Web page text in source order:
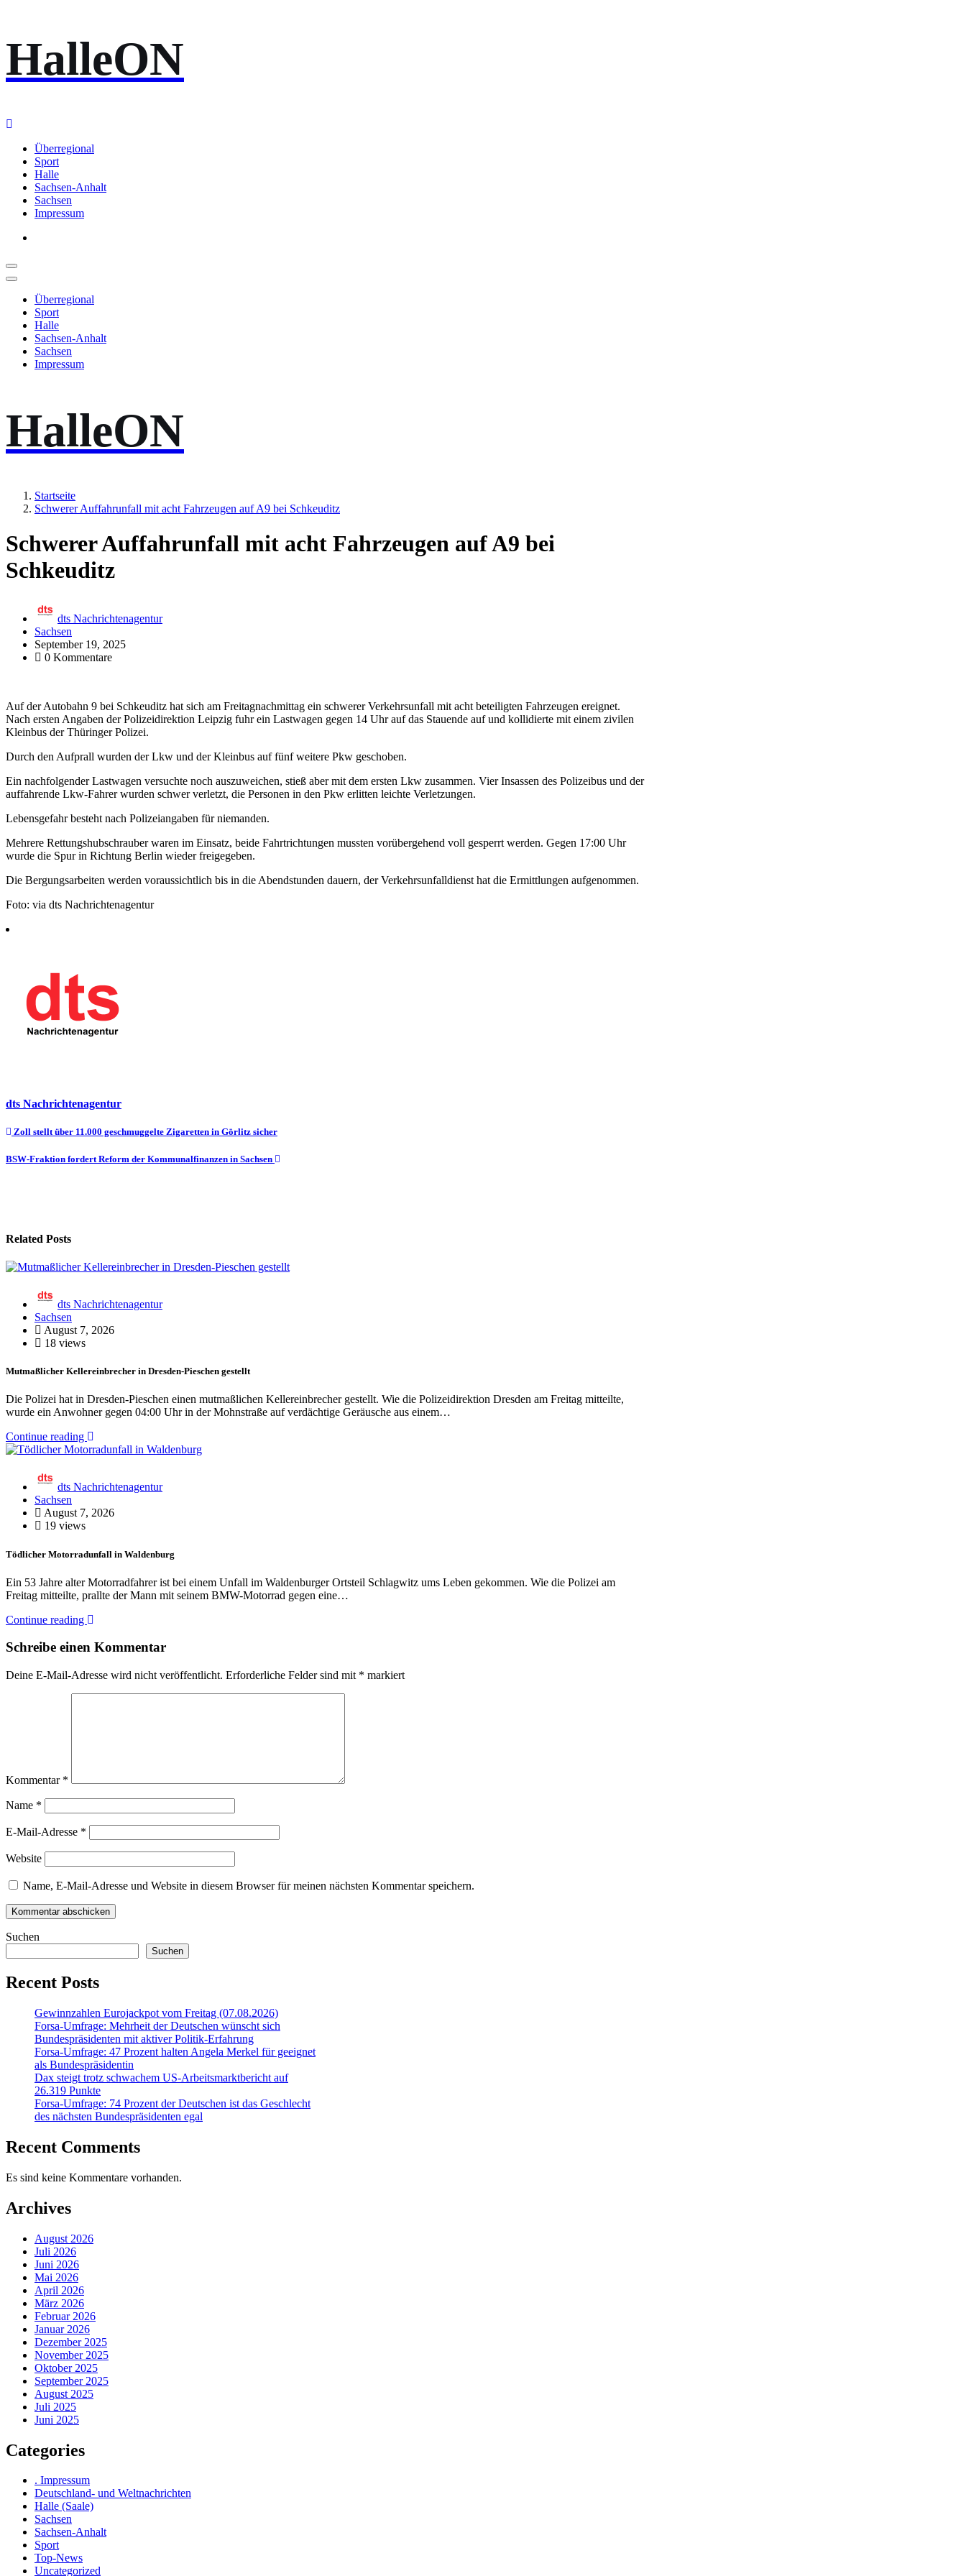
Inhalt
springen
HalleON
Überregional
Sport
Halle
Sachsen-Anhalt
Sachsen
Impressum
Überregional
Sport
Halle
Sachsen-Anhalt
Sachsen
Impressum
HalleON
Startseite
Schwerer Auffahrunfall mit acht Fahrzeugen auf A9 bei Schkeuditz
Schwerer Auffahrunfall mit acht Fahrzeugen auf A9 bei
Schkeuditz
dts Nachrichtenagentur
Sachsen
September 19, 2025
0 Kommentare
Auf der Autobahn 9 bei Schkeuditz hat sich am Freitagnachmittag ein schwerer Verkehrsunfall mit acht beteiligten Fahrzeugen ereignet.
Nach ersten Angaben der Polizeidirektion Leipzig fuhr ein Lastwagen gegen 14 Uhr auf das Stauende auf und kollidierte mit einem zivilen
Kleinbus der Thüringer Polizei.
Durch den Aufprall wurden der Lkw und der Kleinbus auf fünf weitere Pkw geschoben.
Ein nachfolgender Lastwagen versuchte noch auszuweichen, stieß aber mit dem ersten Lkw zusammen. Vier Insassen des Polizeibus und der
auffahrende Lkw-Fahrer wurden schwer verletzt, die Personen in den Pkw erlitten leichte Verletzungen.
Lebensgefahr besteht nach Polizeiangaben für niemanden.
Mehrere Rettungshubschrauber waren im Einsatz, beide Fahrtrichtungen mussten vorübergehend voll gesperrt werden. Gegen 17:00 Uhr
wurde die Spur in Richtung Berlin wieder freigegeben.
Die Bergungsarbeiten werden voraussichtlich bis in die Abendstunden dauern, der Verkehrsunfalldienst hat die Ermittlungen aufgenommen.
Foto: via dts Nachrichtenagentur
dts Nachrichtenagentur
Beitragsnavigation
Zoll stellt über 11.000 geschmuggelte Zigaretten in Görlitz sicher
BSW-Fraktion fordert Reform der Kommunalfinanzen in Sachsen
Related Posts
dts Nachrichtenagentur
Sachsen
August 7, 2026
18 views
Mutmaßlicher Kellereinbrecher in Dresden-Pieschen gestellt
Die Polizei hat in Dresden-Pieschen einen mutmaßlichen Kellereinbrecher gestellt. Wie die Polizeidirektion Dresden am Freitag mitteilte,
wurde ein Anwohner gegen 04:00 Uhr in der Mohnstraße auf verdächtige Geräusche aus einem…
Continue reading
dts Nachrichtenagentur
Sachsen
August 7, 2026
19 views
Tödlicher Motorradunfall in Waldenburg
Ein 53 Jahre alter Motorradfahrer ist bei einem Unfall im Waldenburger Ortsteil Schlagwitz ums Leben gekommen. Wie die Polizei am
Freitag mitteilte, prallte der Mann mit seinem BMW-Motorrad gegen eine…
Continue reading
Schreibe einen Kommentar
Deine E-Mail-Adresse wird nicht veröffentlicht. Erforderliche Felder sind mit * markiert
Kommentar *
Name *
E-Mail-Adresse *
Website
Name, E-Mail-Adresse und Website in diesem Browser für meinen nächsten Kommentar speichern.
Suchen
Suchen
Recent Posts
Gewinnzahlen Eurojackpot vom Freitag (07.08.2026)
Forsa-Umfrage: Mehrheit der Deutschen wünscht sich
Bundespräsidenten mit aktiver Politik-Erfahrung
Forsa-Umfrage: 47 Prozent halten Angela Merkel für geeignet
als Bundespräsidentin
Dax steigt trotz schwachem US-Arbeitsmarktbericht auf
26.319 Punkte
Forsa-Umfrage: 74 Prozent der Deutschen ist das Geschlecht
des nächsten Bundespräsidenten egal
Recent Comments
Es sind keine Kommentare vorhanden.
Archives
August 2026
Juli 2026
Juni 2026
Mai 2026
April 2026
März 2026
Februar 2026
Januar 2026
Dezember 2025
November 2025
Oktober 2025
September 2025
August 2025
Juli 2025
Juni 2025
Categories
. Impressum
Deutschland- und Weltnachrichten
Halle (Saale)
Sachsen
Sachsen-Anhalt
Sport
Top-News
Uncategorized